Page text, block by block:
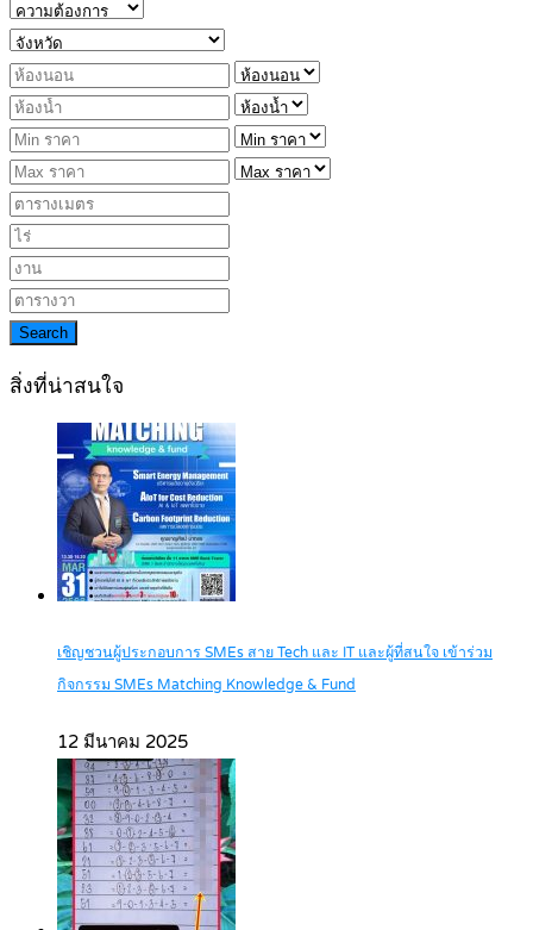
Search
สิ่งที่น่าสนใจ
เชิญชวนผู้ประกอบการ SMEs สาย Tech และ IT และผู้ที่สนใจ เข้าร่วม
กิจกรรม SMEs Matching Knowledge & Fund
12 มีนาคม 2025